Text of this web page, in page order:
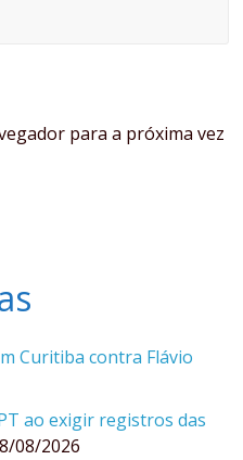
para a próxima vez
Curitiba contra Flávio
ao exigir registros das
08/2026